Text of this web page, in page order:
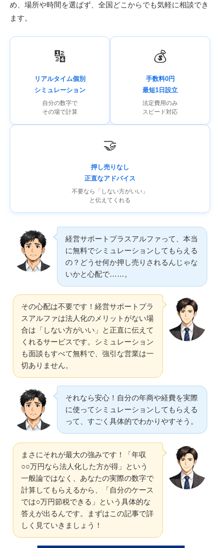
め、場所や時間を選ばず、全国どこからでも気軽に相談でき
ます。
🔢
リアルタイム個別
シミュレーション
自分の数字で
その場で計算
💰
手数料0円
最短1日設立
法定費用のみ
スピード対応
🤝
押し売りなし
正直なアドバイス
不要なら「しない方がいい」
と伝えてくれる
経営サポートプラスアルファって、本当
に無料でシミュレーションしてもらえる
の？どうせ何か押し売りされるんじゃな
いかと心配で……。
その心配は不要です！経営サポートプラ
スアルファは法人化のメリットがない場
合は「しない方がいい」と正直に伝えて
くれるサービスです。シミュレーション
も面談もすべて無料で、強引な営業は一
切ありません。
それなら安心！自分の年商や経費を実際
に使ってシミュレーションしてもらえる
って、すごく具体的でわかりやすそう。
まさにそれが最大の強みです！「年収
○○万円なら法人化した方が得」という
一般論ではなく、あなたの実際の数字で
計算してもらえるから、「自分のケース
では○万円節税できる」という具体的な
答えが出るんです。まずはこの記事で詳
しく見ていきましょう！